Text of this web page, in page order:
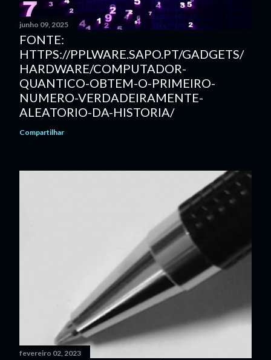
junho 09, 2025
FONTE:
HTTPS://PPLWARE.SAPO.PT/GADGETS/
HARDWARE/COMPUTADOR-
QUANTICO-OBTEM-O-PRIMEIRO-
NUMERO-VERDADEIRAMENTE-
ALEATORIO-DA-HISTORIA/
Compartilhar
fevereiro 02, 2023